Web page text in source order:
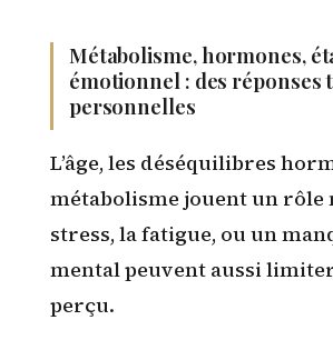
Métabolisme, hormones,
émotionnel : des réponses
personnelles
L’âge, les déséquilibres
métabolisme jouent un rôle
stress, la fatigue, ou un
mental peuvent aussi
perçu.